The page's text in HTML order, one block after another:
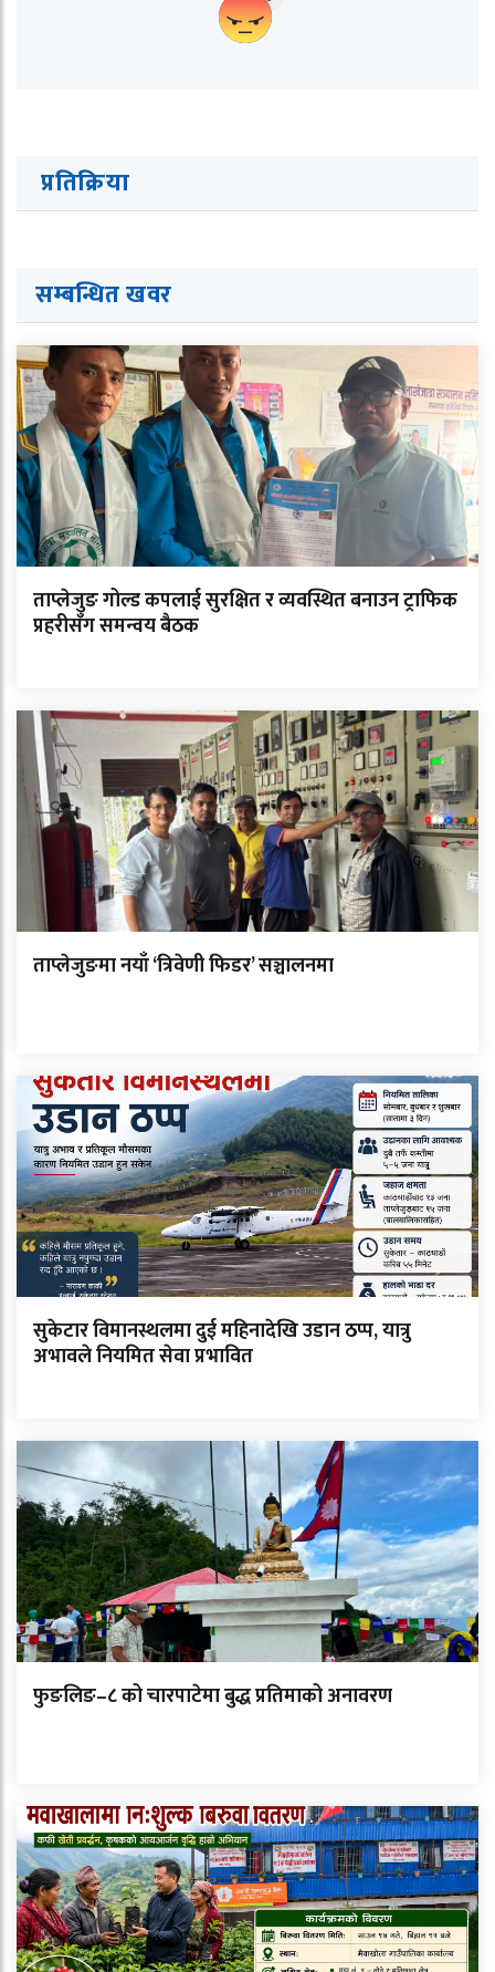
प्रतिक्रिया
सम्बन्धित खवर
ताप्लेजुङ गोल्ड कपलाई सुरक्षित र व्यवस्थित बनाउन ट्राफिक
प्रहरीसँग समन्वय बैठक
ताप्लेजुङमा नयाँ ‘त्रिवेणी फिडर’ सञ्चालनमा
सुकेटार विमानस्थलमा दुई महिनादेखि उडान ठप्प, यात्रु
अभावले नियमित सेवा प्रभावित
फुङलिङ–८ को चारपाटेमा बुद्ध प्रतिमाको अनावरण